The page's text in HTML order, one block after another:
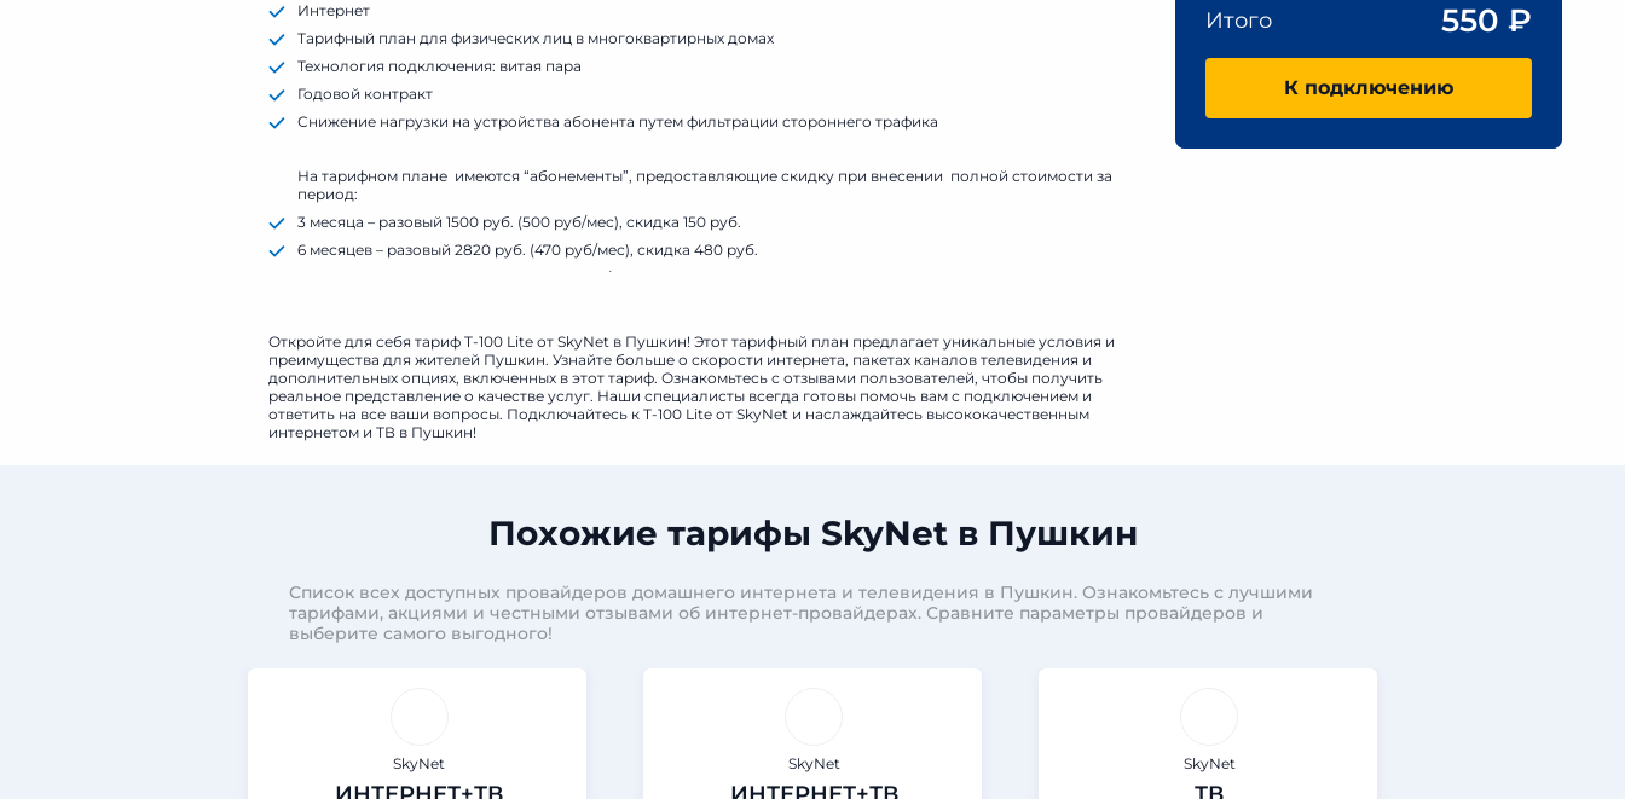
Интернет
Тарифный план для физических лиц в многоквартирных домах
Технология подключения: витая пара
Годовой контракт
Снижение нагрузки на устройства абонента путем фильтрации стороннего трафика
На тарифном плане имеются “абонементы”, предоставляющие скидку при внесении полной стоимости за
период:
3 месяца – разовый 1500 руб. (500 руб/мес), скидка 150 руб.
6 месяцев – разовый 2820 руб. (470 руб/мес), скидка 480 руб.
12 месяцев – разовый 4800 руб. (400 руб/мес), скидка 1800 руб.
Откройте для себя тариф T-100 Lite от SkyNet в Пушкин! Этот тарифный план предлагает уникальные условия и
преимущества для жителей Пушкин. Узнайте больше о скорости интернета, пакетах каналов телевидения и
дополнительных опциях, включенных в этот тариф. Ознакомьтесь с отзывами пользователей, чтобы получить
реальное представление о качестве услуг. Наши специалисты всегда готовы помочь вам с подключением и
ответить на все ваши вопросы. Подключайтесь к T-100 Lite от SkyNet и наслаждайтесь высококачественным
интернетом и ТВ в Пушкин!
Итого
550 ₽
К подключению
Похожие тарифы SkyNet в Пушкин
Список всех доступных провайдеров домашнего интернета и телевидения в Пушкин. Ознакомьтесь с лучшими
тарифами, акциями и честными отзывами об интернет-провайдерах. Сравните параметры провайдеров и
выберите самого выгодного!
SkyNet SkyNet SkyNet